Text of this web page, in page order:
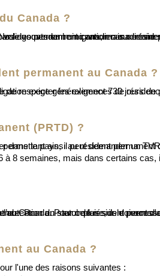
Canada ?
permanent au Canada ?
(PRTD) ?
8 semaines, mais dans certains
au Canada ?
l'une des raisons suivantes :